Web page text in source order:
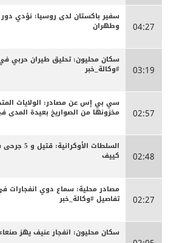
04:27
سفير باكستان لدى روسيا: نؤدي
وطهران
03:19
سكان محليون: تحليق طيران حربي في
#وكالة_خبر
02:57
سي بي إس عن مصادر: الولايات
مخزونها من الصواريخ بعيدة المدى
02:48
السلطات
كييف
02:27
مصادر محلية: سماع دوي انفجارات
تفاصيل #وكالة_خبر
سكان محليون: انفجار عنيف يهز